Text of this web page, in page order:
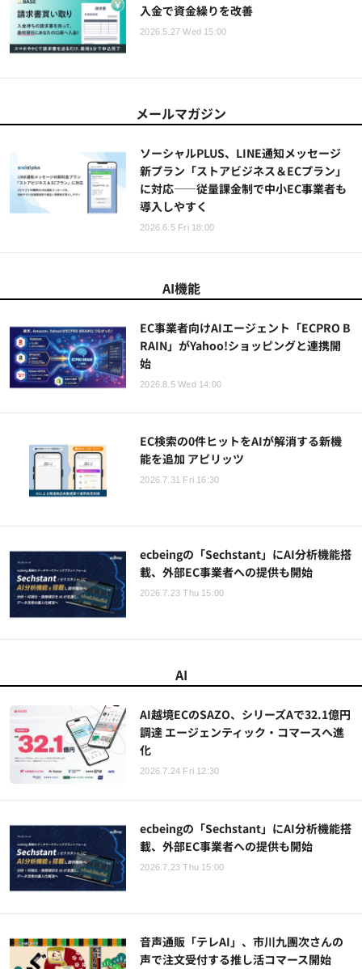
入金で資金繰りを改善
2026.5.27 Wed 15:00
メールマガジン
ソーシャルPLUS、LINE通知メッセージ
新プラン「ストアビジネス＆ECプラン」
に対応――従量課金制で中小EC事業者も
導入しやすく
2026.6.5 Fri 18:00
AI機能
EC事業者向けAIエージェント「ECPRO B
RAIN」がYahoo!ショッピングと連携開
始
2026.8.5 Wed 14:00
EC検索の0件ヒットをAIが解消する新機
能を追加 アピリッツ
2026.7.31 Fri 16:30
ecbeingの「Sechstant」にAI分析機能搭
載、外部EC事業者への提供も開始
2026.7.23 Thu 15:00
AI
AI越境ECのSAZO、シリーズAで32.1億円
調達 エージェンティック・コマースへ進
化
2026.7.24 Fri 12:30
ecbeingの「Sechstant」にAI分析機能搭
載、外部EC事業者への提供も開始
2026.7.23 Thu 15:00
音声通販「テレAI」、市川九團次さんの
声で注文受付する推し活コマース開始